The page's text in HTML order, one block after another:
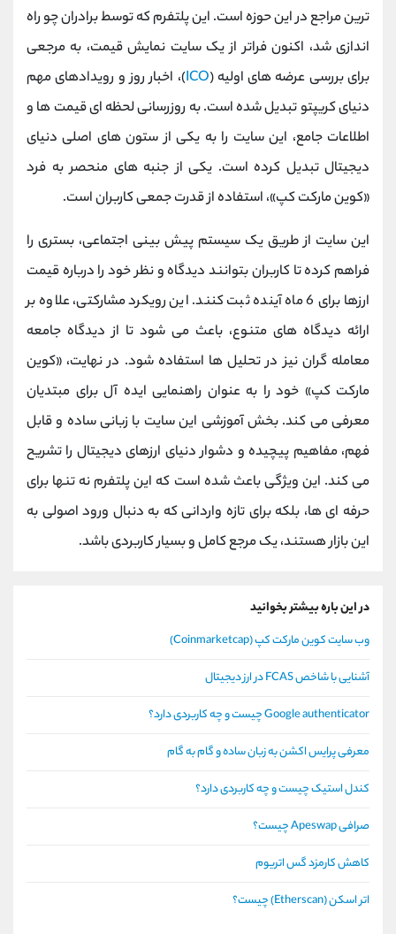
ترین مراجع در این حوزه است. این پلتفرم که توسط برادران چو راه
‌اندازی شد، اکنون فراتر از یک سایت نمایش قیمت، به مرجعی
برای بررسی عرضه ‌های اولیه (ICO)، اخبار روز و رویدادهای مهم
دنیای کریپتو تبدیل شده است. به ‌روزرسانی لحظه ‌ای قیمت ‌ها و
اطلاعات جامع، این سایت را به یکی از ستون ‌های اصلی دنیای
دیجیتال تبدیل کرده است. یکی از جنبه ‌های منحصر ‌به‌ فرد
«کوین مارکت کپ»، استفاده از قدرت جمعی کاربران است.
این سایت از طریق یک سیستم پیش‌ بینی اجتماعی، بستری را
فراهم کرده تا کاربران بتوانند دیدگاه و نظر خود را درباره قیمت
ارزها برای 6 ماه آینده ثبت کنند. این رویکرد مشارکتی، علاوه بر
ارائه دیدگاه‌ های متنوع، باعث می ‌شود تا از دیدگاه جامعه
معامله ‌گران نیز در تحلیل ‌ها استفاده شود. در نهایت، «کوین
مارکت کپ» خود را به ‌عنوان راهنمایی ایده ‌آل برای مبتدیان
معرفی می‌ کند. بخش آموزشی این سایت با زبانی ساده و قابل
فهم، مفاهیم پیچیده و دشوار دنیای ارزهای دیجیتال را تشریح
می ‌کند. این ویژگی باعث شده است که این پلتفرم نه تنها برای
حرفه ‌ای ‌ها، بلکه برای تازه‌ واردانی که به دنبال ورود اصولی به
این بازار هستند، یک مرجع کامل و بسیار کاربردی باشد.
در این باره بیشتر بخوانید
وب سایت کوین مارکت کپ (Coinmarketcap)
آشنایی با شاخص FCAS در ارز دیجیتال
Google authenticator چیست و چه کاربردی دارد؟
معرفی پرایس اکشن به زبان ساده و گام به گام
کندل استیک چیست و چه کاربردی دارد؟
صرافی Apeswap چیست؟
کاهش کارمزد گس اتریوم
اتر اسکن (Etherscan) چیست؟